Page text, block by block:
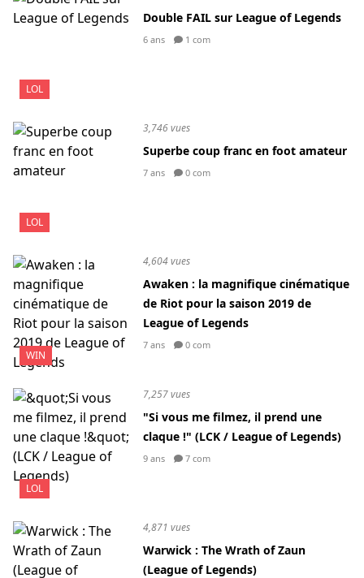
LOL
Double FAIL sur League of Legends
6 ans 1 com
LOL
3,746 vues
Superbe coup franc en foot amateur
7 ans 0 com
WIN
4,604 vues
Awaken : la magnifique cinématique
de Riot pour la saison 2019 de
League of Legends
7 ans 0 com
LOL
7,257 vues
"Si vous me filmez, il prend une
claque !" (LCK / League of Legends)
9 ans 7 com
4,871 vues
Warwick : The Wrath of Zaun
(League of Legends)